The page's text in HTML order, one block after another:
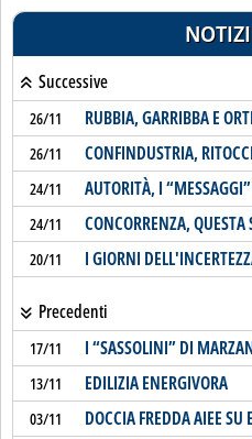
Successive
26/11 RUBBIA, GARRIBBA E
26/11 CONFINDUSTRIA,
24/11 AUTORITÀ, I
24/11 CONCORRENZA, QUESTA
20/11 I GIORNI
Precedenti
17/11 I “SASSOLINI” DI
13/11 EDILIZIA ENERGIVORA
03/11 DOCCIA FREDDA AIEE SU